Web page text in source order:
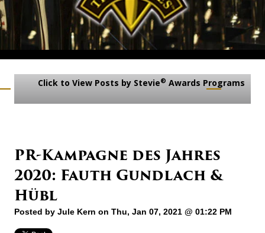
Click to View Posts by Stevie® Awards Programs
PR-Kampagne des Jahres
2020: Fauth Gundlach &
Hübl
Posted by Jule Kern on Thu, Jan 07, 2021 @ 01:22 PM